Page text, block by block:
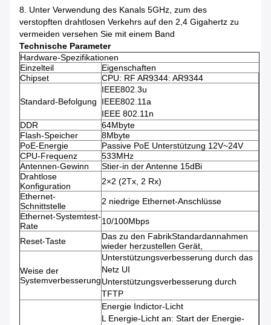
8. Unter Verwendung des Kanals 5GHz, zum des
verstopften drahtlosen Verkehrs auf den 2,4 Gigahertz zu
vermeiden versehen Sie mit einem Band
Technische Parameter
Hardware-Spezifikationen
Einzelteil
Eigenschaften
Chipset
CPU: RF AR9344: AR9344
Standard-Befolgung
IEEE802.3u
IEEE802.11a
IEEE 802.11n
DDR
64Mbyte
Flash-Speicher
8Mbyte
PoE-Energie
Passive PoE Unterstützung 12V~24V
CPU-Frequenz
533MHz
Antennen-Gewinn
Stier-in der Antenne 15dBi
Drahtlose
Konfiguration
2×2 (2Tx, 2 Rx)
Ethernet-
Schnittstelle
2 niedrige Ethernet-Anschlüsse
Ethernet-Systemtest-
Rate
10/100Mbps
Reset-Taste
Das zu den FabrikStandardannahmen
wieder herzustellen Gerät,
Weise der
Systemverbesserung
Unterstützungsverbesserung durch das
Netz UI
Unterstützungsverbesserung durch
TFTP
Energie Indictor-Licht
L Energie-Licht an: Start der Energie-